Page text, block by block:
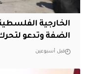
الخارجية
الضفة وتدعو
قبل أسبوعين